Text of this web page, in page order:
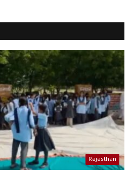
Rajasthan